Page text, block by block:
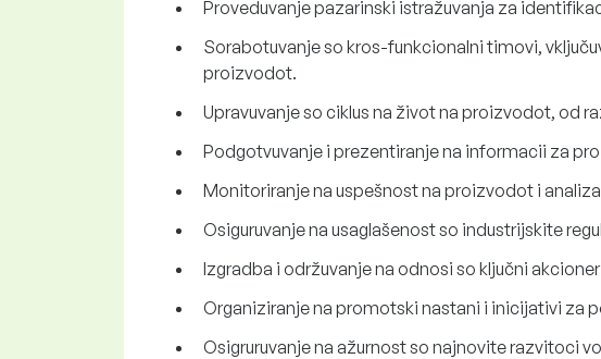
Proveduvanje pazarinski istražuvanja za
Sorabotuvanje so kros-funkcionalni timovi,
proizvodot.
Upravuvanje so ciklus na život na proizvodot, od
Podgotvuvanje i prezentiranje na informacii za
Monitoriranje na uspešnost na proizvodot i
Osiguruvanje na usaglašenost so industrijskite
Izgradba i održuvanje na odnosi so ključni
Organiziranje na promotski nastani i inicijativi za
Osigruruvanje na ažurnost so najnovite razvitoci